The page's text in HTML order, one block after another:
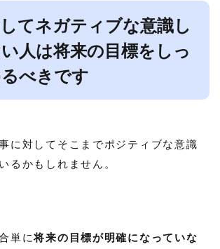
てネガティブな意識し
人は将来の目標をしっ
べきです
に対してそこまでポジティブな意識
るかもしれません。
単に将来の目標が明確になっていな